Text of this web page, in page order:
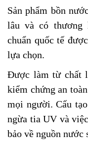
Sản phẩm bồn
lâu và có thương
chuẩn quốc tế
lựa chọn.
Được làm từ chất
kiểm chứng an
mọi người. Cấu
ngừa tia UV và
bảo về nguồn nước